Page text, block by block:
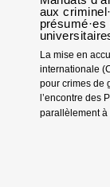
aux
La mise en
internationale
pour crimes de
l’encontre des
parallèlement à